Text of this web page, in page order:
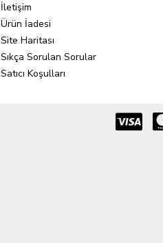
İletişim
Ürün İadesi
Site Haritası
Sıkça Sorulan Sorular
Satıcı Koşulları